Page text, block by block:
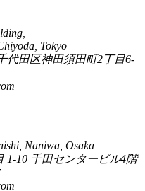
Tokyo
代田区神田須田町2丁目6-
Naniwa, Osaka
1-10 千田センタービル4階